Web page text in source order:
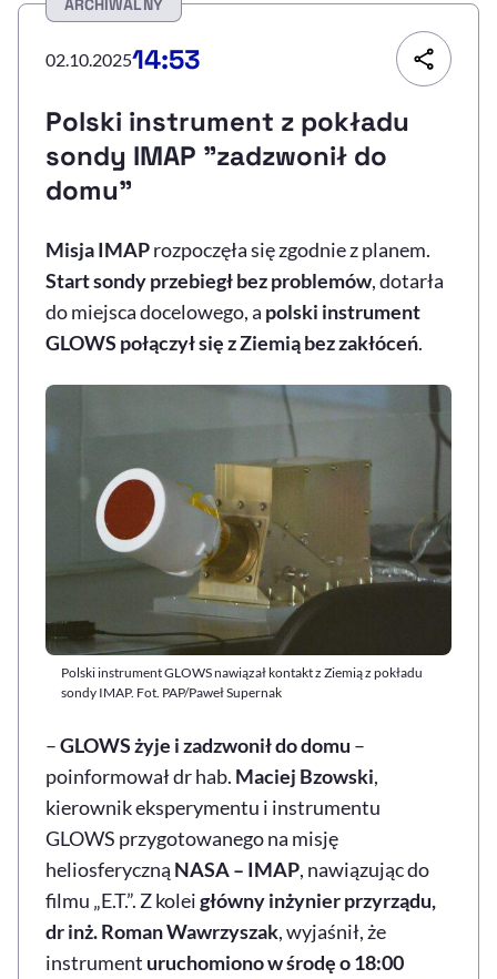
Sprawdź, jak i dlaczego zwiększamy dostępność , otwiera się w nowym
, otwiera się w nowym oknie
Zgłoś problem
, otwiera się w
ARCHIWALNY
02.10.202514:53
Polski instrument z pokładu
sondy IMAP "zadzwonił do
domu"
Misja IMAProzpoczęła się zgodnie z planem.
Start sondy przebiegł bez problemów, dotarła
do miejsca docelowego, a polski instrument
GLOWS połączył się z Ziemią bez zakłóceń.
Polski instrument GLOWS nawiązał kontakt z Ziemią z pokładu
sondy IMAP. Fot. PAP/Paweł Supernak
–GLOWS żyje i zadzwonił do domu –
poinformował dr hab. Maciej Bzowski,
kierownik eksperymentu i instrumentu
GLOWS przygotowanego na misję
heliosferyczną NASA – IMAP, nawiązując do
filmu „E.T.”. Z koleigłówny inżynier przyrządu,
dr inż. Roman Wawrzyszak, wyjaśnił, że
instrument uruchomiono w środę o 18:00